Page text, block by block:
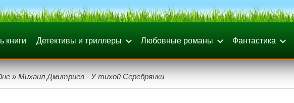
книги Детективы и триллеры Любовные романы Фантастика
» Михаил Дмитриев - У тихой Серебрянки